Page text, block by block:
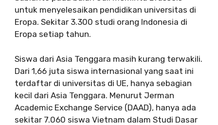
untuk menyelesaikan pendidikan universitas di
Eropa. Sekitar 3.300 studi orang Indonesia di
Eropa setiap tahun.
Siswa dari Asia Tenggara masih kurang terwakili.
Dari 1,66 juta siswa internasional yang saat ini
terdaftar di universitas di UE, hanya sebagian
kecil dari Asia Tenggara. Menurut Jerman
Academic Exchange Service (DAAD), hanya ada
sekitar 7.060 siswa Vietnam dalam Studi Dasar